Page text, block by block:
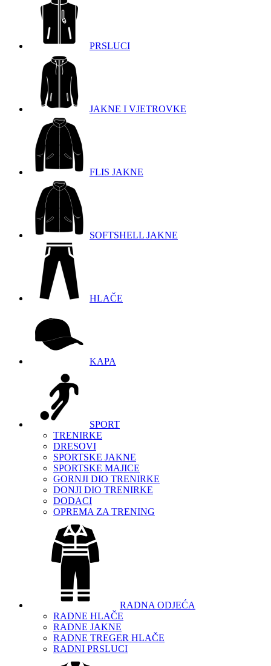
PRSLUCI
JAKNE I VJETROVKE
FLIS JAKNE
SOFTSHELL JAKNE
HLAČE
KAPA
SPORT
TRENIRKE
DRESOVI
SPORTSKE JAKNE
SPORTSKE MAJICE
GORNJI DIO TRENIRKE
DONJI DIO TRENIRKE
DODACI
OPREMA ZA TRENING
RADNA ODJEĆA
RADNE HLAČE
RADNE JAKNE
RADNE TREGER HLAČE
RADNI PRSLUCI